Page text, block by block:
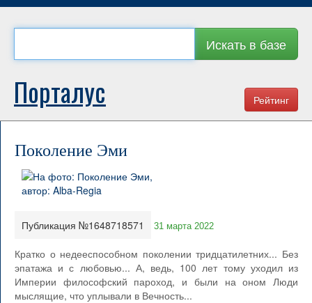
Искать в базе
Рейтинг
Порталус
Поколение Эми
Публикация №1648718571 31 марта 2022
Кратко о недееспособном поколении тридцатилетних... Без
эпатажа и с любовью... А, ведь, 100 лет тому уходил из
Империи философский пароход, и были на оном Люди
мыслящие, что уплывали в Вечность...